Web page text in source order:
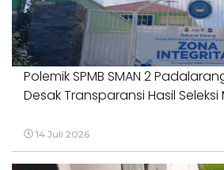
Polemik SPMB SMAN 2
Desak Transparansi Hasil Seleksi
14 Juli 2026